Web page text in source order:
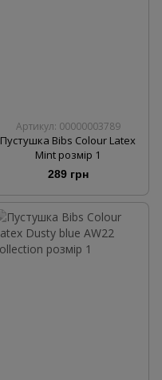
Артикул: 00000003789
Пустушка Bibs Colour Latex
Mint розмір 1
289 грн